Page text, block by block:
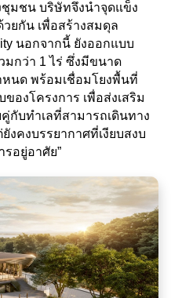
มชน บริษัทจึงนำจุดแข็ง
ยกัน เพื่อสร้างสมดุล
นอกจากนี้ ยังออกแบบ
มกว่า 1 ไร่ ซึ่งมีขนาด
นด พร้อมเชื่อมโยงพื้นที่
องโครงการ เพื่อส่งเสริม
บทำเลที่สามารถเดินทาง
งคงบรรยากาศที่เงียบสงบ
อยู่อาศัย”